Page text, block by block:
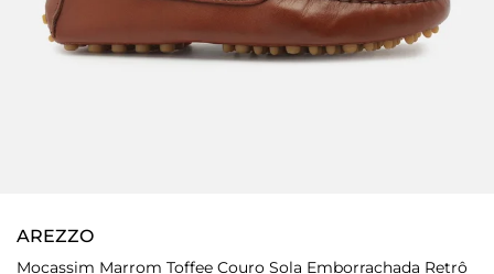
AREZZO
Mocassim Marrom Toffee Couro Sola Emborrachada Retrô